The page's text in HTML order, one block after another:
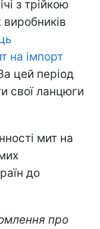
з трійкою
на імпорт
цей період
свої ланцюги
мит на
до
про